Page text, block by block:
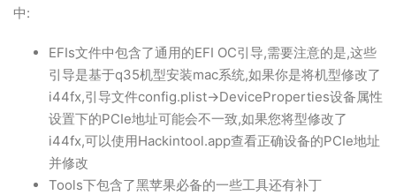
中:
EFIs文件中包含了通用的EFI OC引导,需要注意的是,这些
引导是基于q35机型安装mac系统,如果你是将机型修改了
i44fx,引导文件config.plist->DeviceProperties设备属性
设置下的PCIe地址可能会不一致,如果您将型修改了
i44fx,可以使用Hackintool.app查看正确设备的PCIe地址
并修改
Tools下包含了黑苹果必备的一些工具还有补丁